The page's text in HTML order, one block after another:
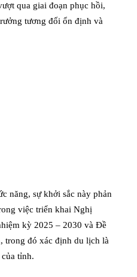
qua giai đoạn phục hồi,
tương đối ổn định và
năng, sự khởi sắc này phản
việc triển khai Nghị
kỳ 2025 – 2030 và Đề
trong đó xác định du lịch là
tỉnh.